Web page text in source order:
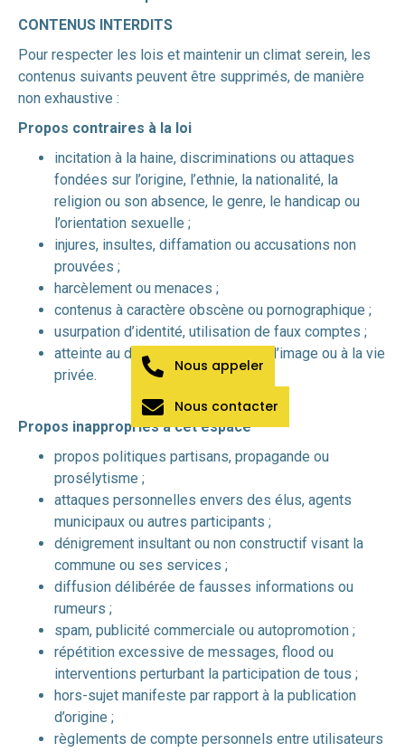
CONTENUS INTERDITS
Pour respecter les lois et maintenir un climat serein, les
contenus suivants peuvent être supprimés, de manière
non exhaustive :
Propos contraires à la loi
incitation à la haine, discriminations ou attaques
fondées sur l’origine, l’ethnie, la nationalité, la
religion ou son absence, le genre, le handicap ou
l’orientation sexuelle ;
injures, insultes, diffamation ou accusations non
prouvées ;
harcèlement ou menaces ;
contenus à caractère obscène ou pornographique ;
usurpation d’identité, utilisation de faux comptes ;
atteinte au droit d’auteur, au droit à l’image ou à la vie
privée.
Propos inappropriés à cet espace
propos politiques partisans, propagande ou
prosélytisme ;
attaques personnelles envers des élus, agents
municipaux ou autres participants ;
dénigrement insultant ou non constructif visant la
commune ou ses services ;
diffusion délibérée de fausses informations ou
rumeurs ;
spam, publicité commerciale ou autopromotion ;
répétition excessive de messages, flood ou
interventions perturbant la participation de tous ;
hors-sujet manifeste par rapport à la publication
d’origine ;
règlements de compte personnels entre utilisateurs
Nous appeler
Nous contacter